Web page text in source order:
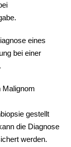
eines
bei einer
Malignom
gestellt
die Diagnose
werden.